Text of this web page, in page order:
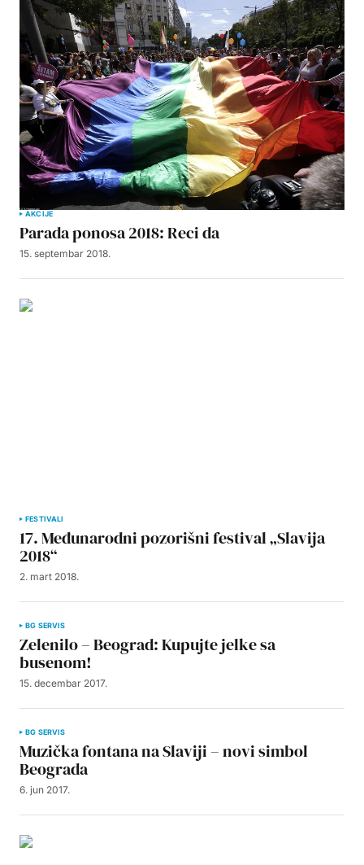
AKCIJE
Parada ponosa 2018: Reci da
15. septembar 2018.
FESTIVALI
17. Međunarodni pozorišni festival „Slavija
2018“
2. mart 2018.
BG SERVIS
Zelenilo – Beograd: Kupujte jelke sa
busenom!
15. decembar 2017.
BG SERVIS
Muzička fontana na Slaviji – novi simbol
Beograda
6. jun 2017.